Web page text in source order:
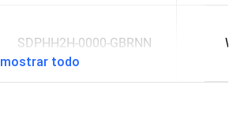
SDPHH2H-0000-GBRNN
mostrar todo